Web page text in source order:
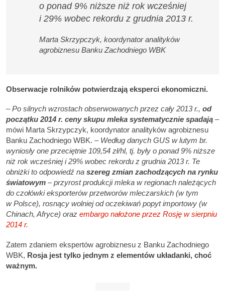
o ponad 9% niższe niż rok wcześniej
i 29% wobec rekordu z grudnia 2013 r.
Marta Skrzypczyk, koordynator analityków
agrobiznesu Banku Zachodniego WBK
Obserwacje rolników potwierdzają eksperci ekonomiczni.
– Po silnych wzrostach obserwowanych przez cały 2013 r., od
początku 2014 r. ceny skupu mleka systematycznie spadają –
mówi Marta Skrzypczyk, koordynator analityków agrobiznesu
Banku Zachodniego WBK. – Według danych GUS w lutym br.
wyniosły one przeciętnie 109,54 zł/hl, tj. były o ponad 9% niższe
niż rok wcześniej i 29% wobec rekordu z grudnia 2013 r. Te
obniżki to odpowiedź na szereg zmian zachodzących na rynku
światowym – przyrost produkcji mleka w regionach należących
do czołówki eksporterów przetworów mleczarskich (w tym
w Polsce), rosnący wolniej od oczekiwań popyt importowy (w
Chinach, Afryce) oraz embargo nałożone przez Rosję w sierpniu
2014 r.
Zatem zdaniem ekspertów agrobiznesu z Banku Zachodniego
WBK, Rosja jest tylko jednym z elementów układanki, choć
ważnym.